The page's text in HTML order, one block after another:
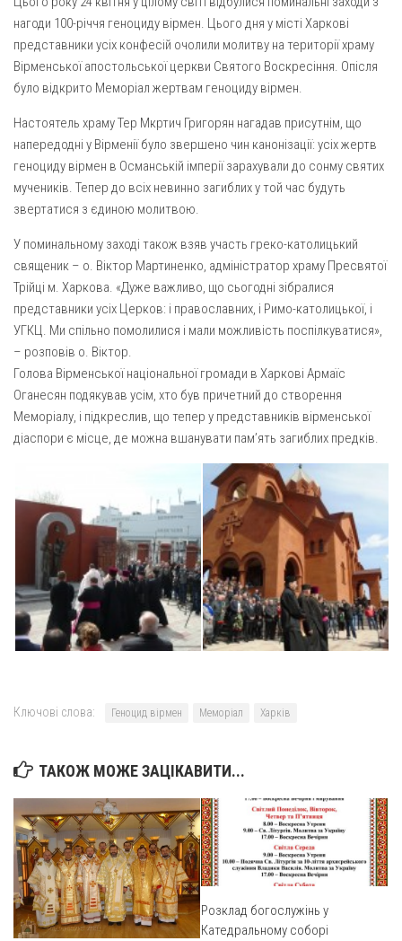
Архистратига Михаїла (м. Люботин)
Покрови Пресвятої Богородиці (с. Вільча)
Преображенська парафія (м. Лозова)
Золочів)
Парафія Різдва Пресвятої Богородиці м. Берестин
(Красноград)
Парохії Полтавської області
Всіх Святих українського народу (м. Полтава)
Свято-Юріївська парафія (м. Полтава)
Архистратига Михаїла (с. Пригарівка)
Благовіщення Пресвятої Богородиці (с. Шевченки)
Введення у храм Пресвятої Богородиці (с. Дашківка)
Вознесіння ГНІХ (с. Витівка)
Вознесіння Господнього (м. Кобеляки)
Пророка Іллі (смт. Білики)
Різдва Пресвятої Богородиці (с. Вільховатка)
Св. Апостола Андрія Первозванного (с. Засулля)
Св. Миколая (с. Деменки)
Успіння Пресвятої Богородиці (м. Кременчук)
Успіння Пресвятої Богородиці (м. Лубни)
Парохії Сумської області
Свято-Покровський монастир оо Василіян
Св. Йосифа ОПДМ
Монастир сестер милосердя Св. Вінкентія. Дім Милосердя
Монастир Успення Пресвятої Богородиці Сестер Чину
Святого Василія Великого
Комісії
Газета Християнський голос
Надруковані числа
Молитви
Рух pro-life
нагоди 100-річчя геноциду вірмен. Цього дня у місті Харкові
представники усіх конфесій очолили молитву на території храму
Вірменської апостольської церкви Святого Воскресіння. Опісля
було відкрито Меморіал жертвам геноциду вірмен.
Настоятель храму Тер Мкртич Григорян нагадав присутнім, що
напередодні у Вірменії було звершено чин канонізації: усіх жертв
геноциду вірмен в Османській імперії зарахували до сонму святих
мучеників. Тепер до всіх невинно загиблих у той час будуть
звертатися з єдиною молитвою.
У поминальному заході також взяв участь греко-католицький
священик – о. Віктор Мартиненко, адміністратор храму Пресвятої
Трійці м. Харкова. «Дуже важливо, що сьогодні зібралися
представники усіх Церков: і православних, і Римо-католицької, і
УГКЦ. Ми спільно помолилися і мали можливість поспілкуватися»,
– розповів о. Віктор.
Голова Вірменської національної громади в Харкові Армаїс
Оганесян подякував усім, хто був причетний до створення
Меморіалу, і підкреслив, що тепер у представників вірменської
діаспори є місце, де можна вшанувати пам’ять загиблих предків.
Ключові слова: Геноцид вірмен Меморіал Харків
ТАКОЖ МОЖЕ ЗАЦІКАВИТИ...
Розклад богослужінь у
Катедральному соборі